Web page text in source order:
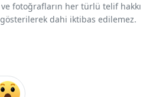
fotoğrafların her türlü telif hakkı
dahi iktibas edilemez.